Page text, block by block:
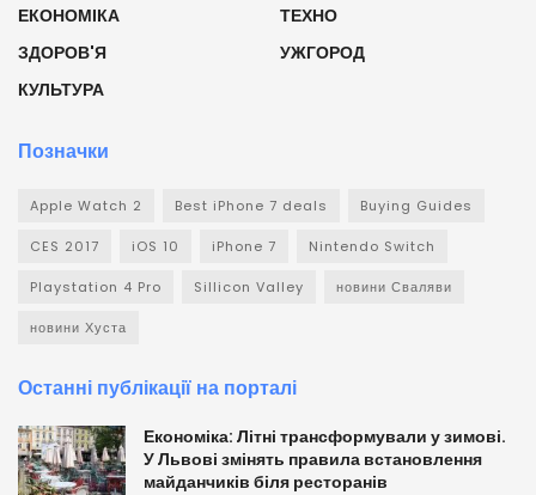
ЕКОНОМІКА
ЗДОРОВ'Я
КУЛЬТУРА
ТЕХНО
УЖГОРОД
Позначки
Apple Watch 2 Best iPhone 7 deals Buying Guides
CES 2017 iOS 10 iPhone 7 Nintendo Switch
Playstation 4 Pro Sillicon Valley новини Сваляви
новини Хуста
Останні публікації на порталі
Економіка: Літні трансформували у зимові.
У Львові змінять правила встановлення
майданчиків біля ресторанів